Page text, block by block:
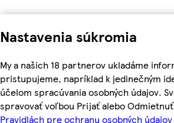
Nastavenia súkromia
My a našich 18 partnerov ukladáme
pristupujeme, napríklad k jedinečným
účelom spracúvania osobných údajov.
spravovať voľbou Prijať alebo
Pravidlách pre ochranu osobných